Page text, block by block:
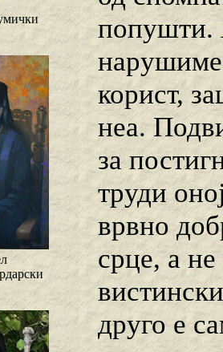
попушти.
корист,
неа.
за
труди
врвно
срце, а не
друго е